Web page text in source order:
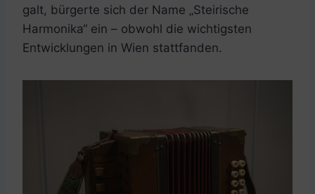
galt, bürgerte sich der Name „Steirische
Harmonika“ ein – obwohl die wichtigsten
Entwicklungen in Wien stattfanden.